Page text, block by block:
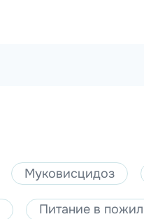
Муковисцидоз
Питание в